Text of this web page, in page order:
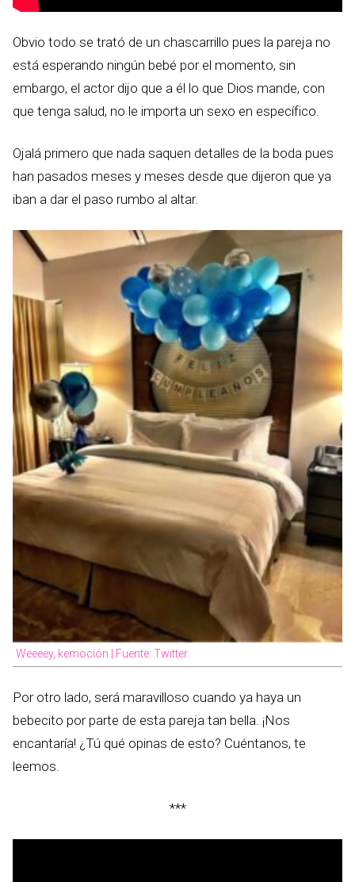
Obvio todo se trató de un chascarrillo pues la pareja no
está esperando ningún bebé por el momento, sin
embargo, el actor dijo que a él lo que Dios mande, con
que tenga salud, no le importa un sexo en específico.
Ojalá primero que nada saquen detalles de la boda pues
han pasados meses y meses desde que dijeron que ya
iban a dar el paso rumbo al altar.
Weeeey, kemoción | Fuente: Twitter
Por otro lado, será maravilloso cuando ya haya un
bebecito por parte de esta pareja tan bella. ¡Nos
encantaría! ¿Tú qué opinas de esto? Cuéntanos, te
leemos.
***